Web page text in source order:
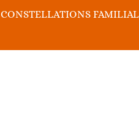
CONSTELLATIONS